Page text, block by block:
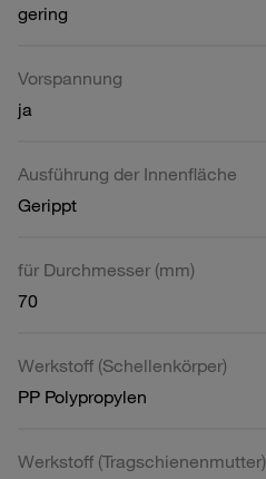
gering
Vorspannung
ja
Ausführung der Innenfläche
Gerippt
für Durchmesser (mm)
70
Werkstoff (Schellenkörper)
PP Polypropylen
Werkstoff (Tragschienenmutter)